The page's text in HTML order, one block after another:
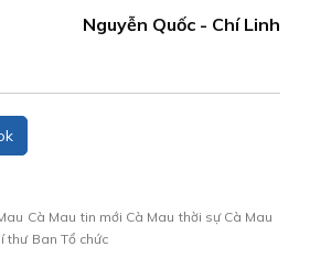
Nguyễn Quốc - Chí Linh
Cà Mau tin mới Cà Mau thời sự Cà Mau
thư Ban Tổ chức